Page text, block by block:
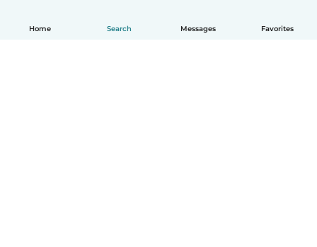
Home Search Messages Favorites